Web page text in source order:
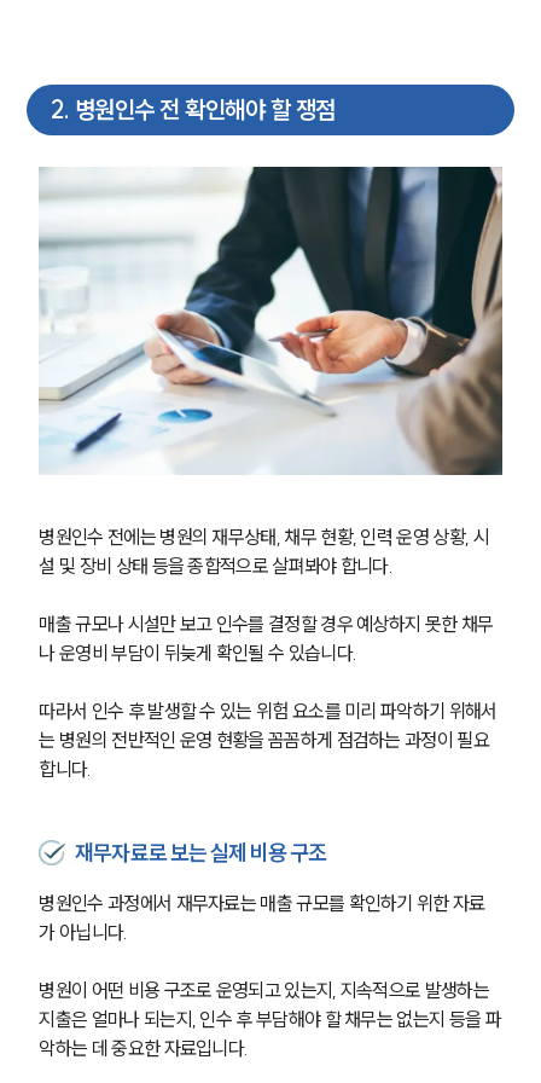
2. 병원인수 전 확인해야 할 쟁점
병원인수 전에는 병원의 재무상태, 채무 현황, 인력 운영 상황, 시
설 및 장비 상태 등을 종합적으로 살펴봐야 합니다.
매출 규모나 시설만 보고 인수를 결정할 경우 예상하지 못한 채무
나 운영비 부담이 뒤늦게 확인될 수 있습니다.
따라서 인수 후 발생할 수 있는 위험 요소를 미리 파악하기 위해서
는 병원의 전반적인 운영 현황을 꼼꼼하게 점검하는 과정이 필요
합니다.
재무자료로 보는 실제 비용 구조
병원인수 과정에서 재무자료는 매출 규모를 확인하기 위한 자료
가 아닙니다.
병원이 어떤 비용 구조로 운영되고 있는지, 지속적으로 발생하는
지출은 얼마나 되는지, 인수 후 부담해야 할 채무는 없는지 등을 파
악하는 데 중요한 자료입니다.